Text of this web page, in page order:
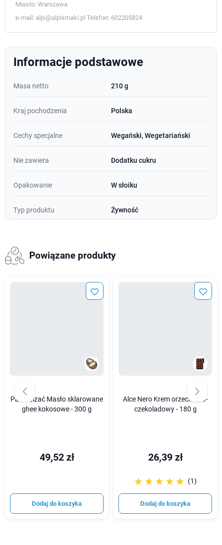
Miasto: Warszawa
e-mail: alpi@alpismaki.pl Telefon: 602205824
Informacje podstawowe
Masa netto 210 g
Kraj pochodzenia Polska
Cechy specjalne Wegański, Wegetariański
Nie zawiera Dodatku cukru
Opakowanie W słoiku
Typ produktu Żywność
Powiązane produkty
Palce Lizać Masło sklarowane
ghee kokosowe - 300 g
49,52 zł
Dodaj do koszyka
Alce Nero Krem orzechowo-
czekoladowy - 180 g
26,39 zł
☆☆☆☆☆
★★★★★ (1)
Dodaj do koszyka